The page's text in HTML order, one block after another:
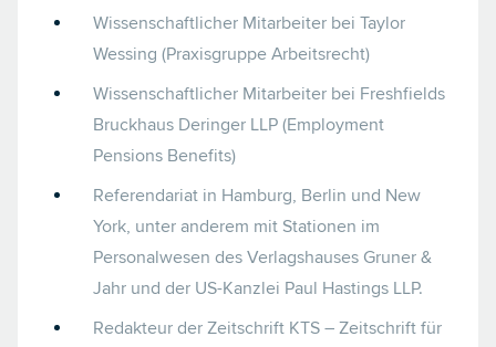
Wissenschaftlicher Mitarbeiter bei Taylor
Wessing (Praxisgruppe Arbeitsrecht)
Wissenschaftlicher Mitarbeiter bei Freshfields
Bruckhaus Deringer LLP (Employment
Pensions Benefits)
Referendariat in Hamburg, Berlin und New
York, unter anderem mit Stationen im
Personalwesen des Verlagshauses Gruner &
Jahr und der US-Kanzlei Paul Hastings LLP.
Redakteur der Zeitschrift KTS – Zeitschrift für